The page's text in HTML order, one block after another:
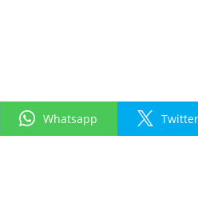
Whatsapp Twitter